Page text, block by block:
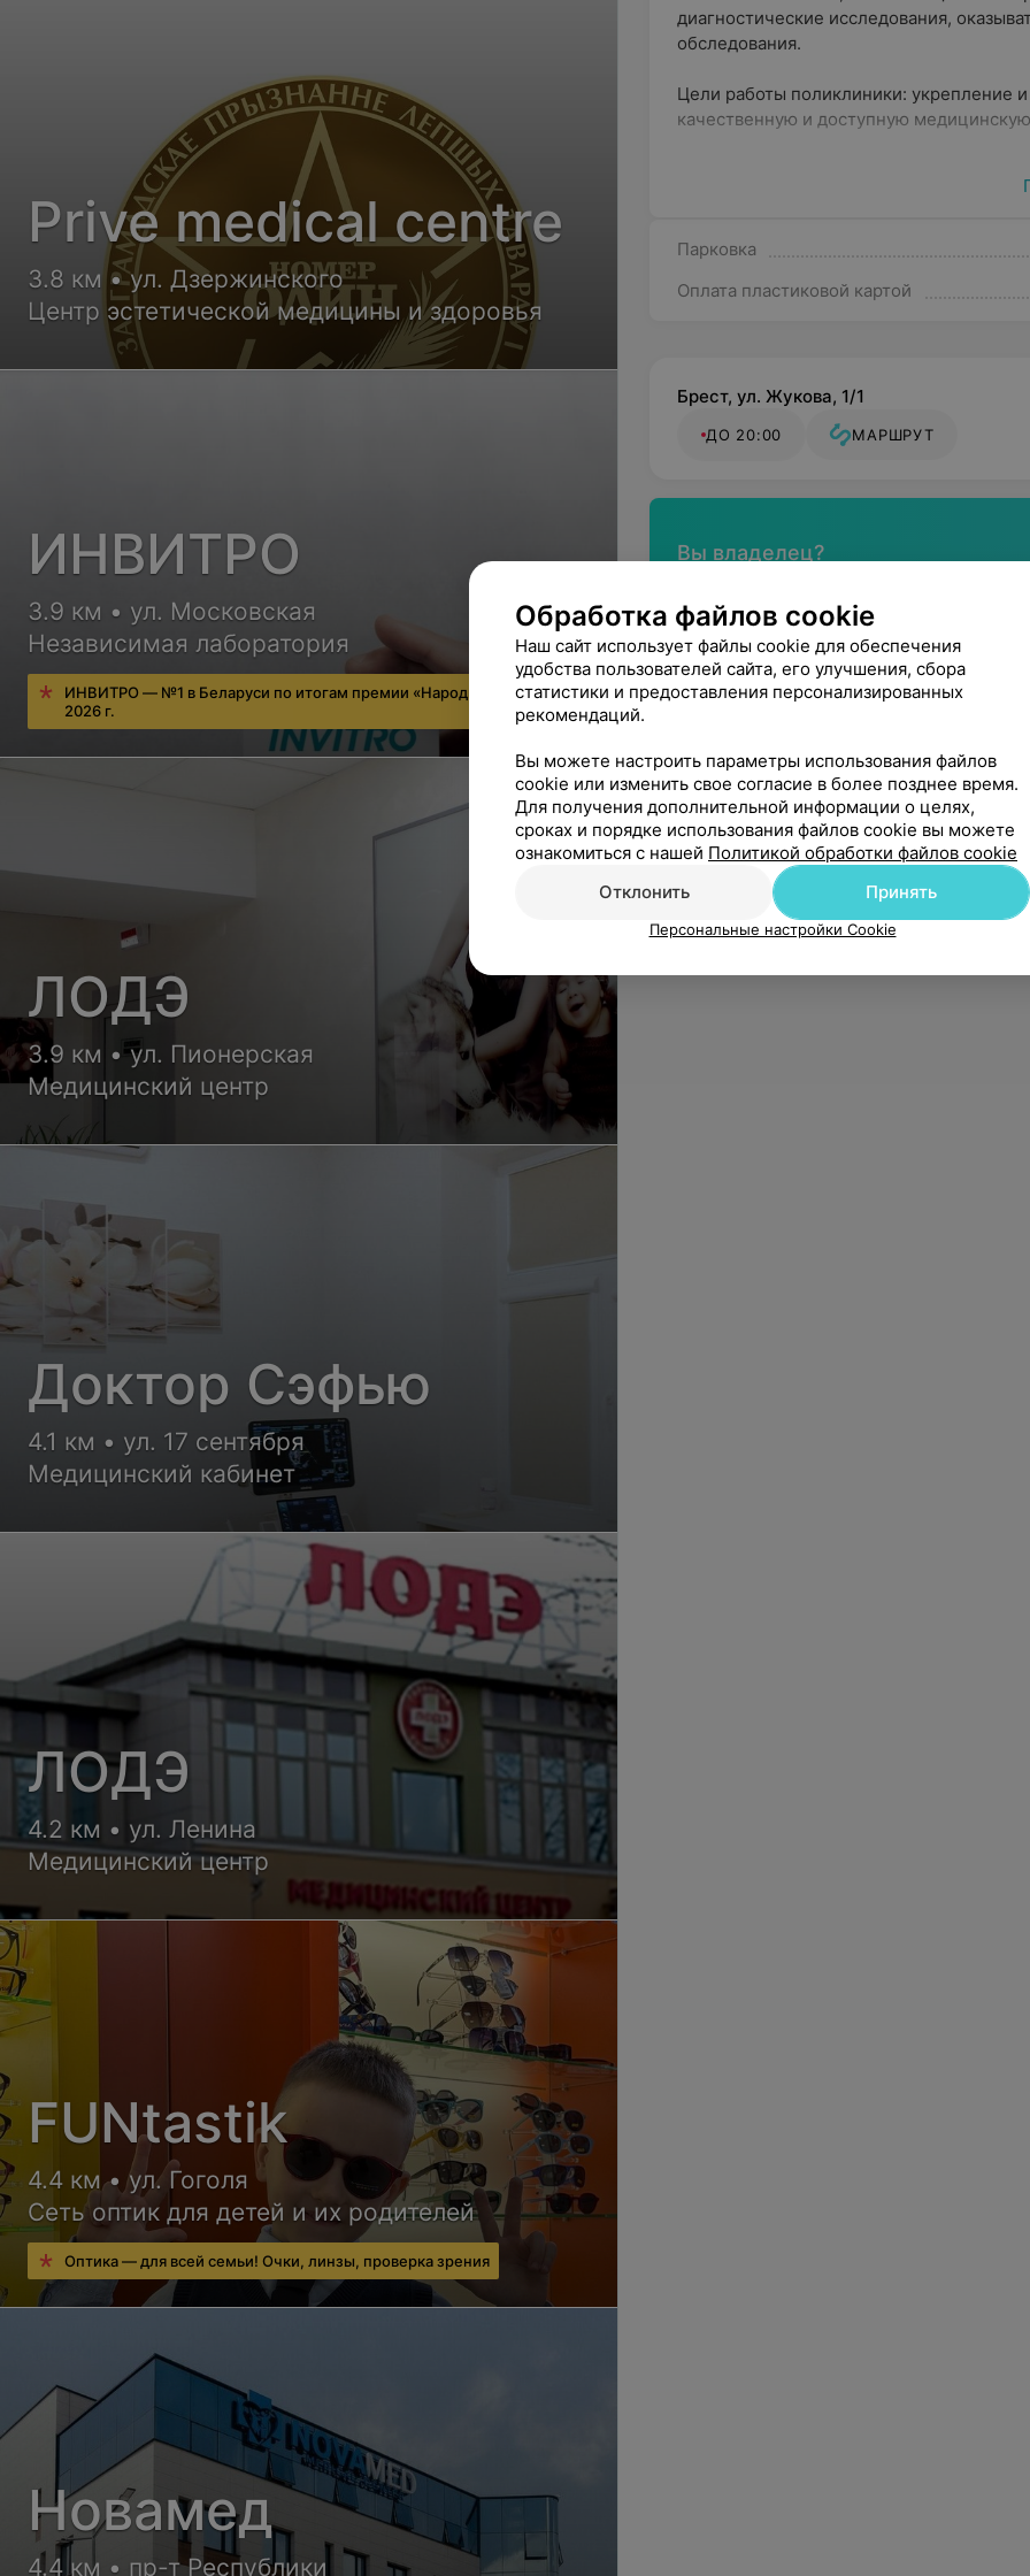
диагностические исследования,
обследования.
Цели работы поликлиники: укрепление
качественную и доступную
Хирургическоехирург, ЛОР,
проведения разнообразных
Отделение медицинской
составление индивидуальных
Отделение дневного
применением современного
операций с последующим
Отделение УЗИ (в том числе УЗИ
Клинико-диагностическая
Отделение
мониторирование артериального
др.);
Хозрасчетное отделениепроведение
водительской комиссии независимо
обследования проводятся в
предварительной записи);
В поликлинике проводятся вакцинация
производства России, Франции,
Парковка
Оплата пластиковой картой
Брест, ул. Жукова, 1/1
ДО 20:00 МАРШРУТ
Вы владелец?
Нашли ошибку?
ГУЗ «Брестская городская
Юридический адрес: 224002, Брестская обл.,
УНП: 291000583
На правах рекламы
Prive medical centre
3.8 км • ул. Дзержинского
Центр эстетической медицины и здоровья
ИНВИТРО
3.9 км • ул. Московская
Независимая лаборатория
ИНВИТРО — №1 в Беларуси по итогам премии «Народный выбор»
2026 г.
ЛОДЭ
3.9 км • ул. Пионерская
Медицинский центр
Доктор Сэфью
4.1 км • ул. 17 сентября
Медицинский кабинет
ЛОДЭ
4.2 км • ул. Ленина
Медицинский центр
FUNtastik
4.4 км • ул. Гоголя
Сеть оптик для детей и их родителей
Оптика — для всей семьи! Очки, линзы, проверка зрения
Новамед
4.4 км • пр-т Республики
Обработка файлов cookie
Наш сайт использует файлы cookie для обеспечения
удобства пользователей сайта, его улучшения, сбора
статистики и предоставления персонализированных
рекомендаций.
Вы можете настроить параметры использования файлов
cookie или изменить свое согласие в более позднее время.
Для получения дополнительной информации о целях,
сроках и порядке использования файлов cookie вы можете
ознакомиться с нашей Политикой обработки файлов cookie
Отклонить
Принять
Персональные настройки Cookie